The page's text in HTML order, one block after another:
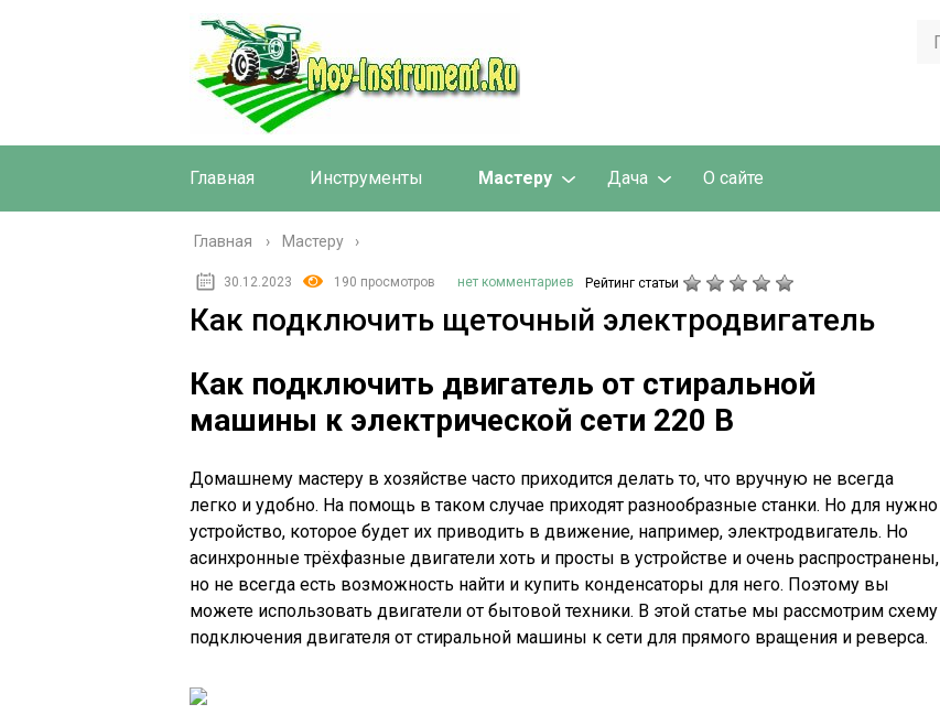
Главная Инструменты Мастеру Дача О сайте
Главная › Мастеру
30.12.2023 190 просмотров нет комментариев Рейтинг статьи
Как подключить щеточный электродвигатель
Как подключить двигатель от стиральной
машины к электрической сети 220 В
Домашнему мастеру в хозяйстве часто приходится делать то, что вручную не всегда
легко и удобно. На помощь в таком случае приходят разнообразные станки. Но для нужно
устройство, которое будет их приводить в движение, например, электродвигатель. Но
асинхронные трёхфазные двигатели хоть и просты в устройстве и очень распространены,
но не всегда есть возможность найти и купить конденсаторы для него. Поэтому вы
можете использовать двигатели от бытовой техники. В этой статье мы рассмотрим схему
подключения двигателя от стиральной машины к сети для прямого вращения и реверса.